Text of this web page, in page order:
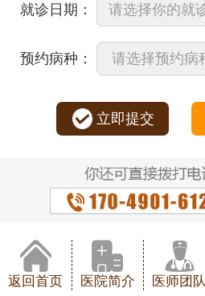
就诊日期：
预约病种：
立即提交
返回首页 医院简介 医师团队